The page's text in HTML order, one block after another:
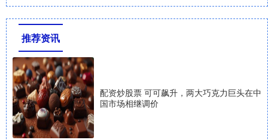
推荐资讯
配资炒股票 可可飙升，两大巧克力巨头在中
国市场相继调价